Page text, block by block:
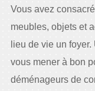
Vous avez
meubles, objets et
lieu de vie un
vous mener à bon
déménageurs de